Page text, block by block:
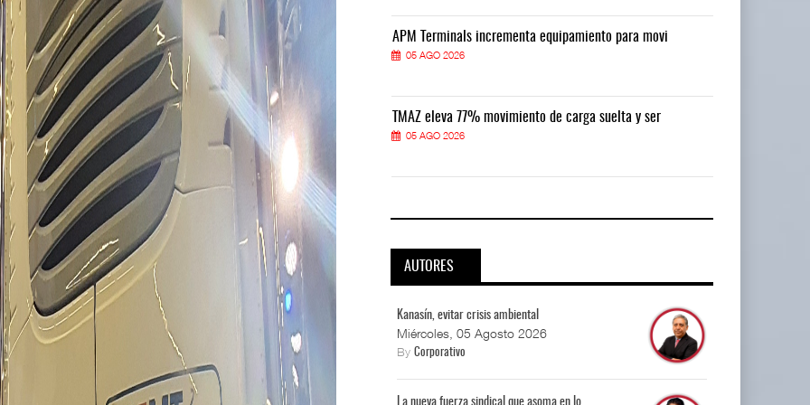
APM Terminals incrementa equipamiento para movi
05 AGO 2026
TMAZ eleva 77% movimiento de carga suelta y ser
05 AGO 2026
APM Terminals incrementa equipamiento para movi
05 AGO 2026
TMAZ eleva 77% movimiento de carga suelta y ser
05 AGO 2026
AUTORES
Kanasín, evitar crisis ambiental
Miércoles, 05 Agosto 2026
ByCorporativo
La nueva fuerza sindical que asoma en lo...